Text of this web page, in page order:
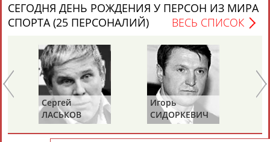
Камалудин
Абдула
Магомед
Назир
24 персон из 13181
ЕЩЁ ПЕРСОНЫ
СЕГОДНЯ ДЕНЬ РОЖДЕНИЯ У ПЕРСОН ИЗ МИРА
СПОРТА (25 ПЕРСОНАЛИЙ)
ВЕСЬ СПИСОК
Сергей
ЛАСЬКОВ
Игорь
СИДОРКЕВИЧ